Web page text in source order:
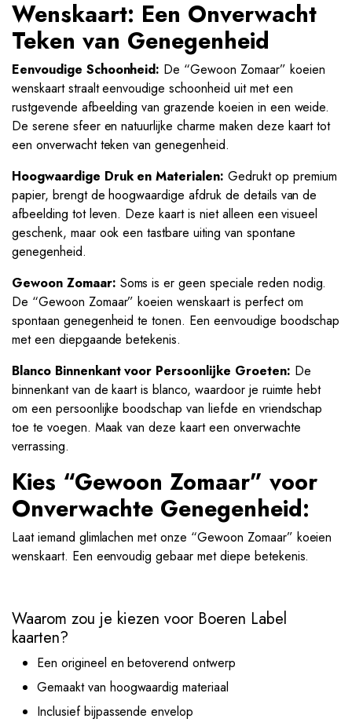
Wenskaart: Een Onverwacht
Teken van Genegenheid
Eenvoudige Schoonheid: De “Gewoon Zomaar” koeien
wenskaart straalt eenvoudige schoonheid uit met een
rustgevende afbeelding van grazende koeien in een weide.
De serene sfeer en natuurlijke charme maken deze kaart tot
een onverwacht teken van genegenheid.
Hoogwaardige Druk en Materialen: Gedrukt op premium
papier, brengt de hoogwaardige afdruk de details van de
afbeelding tot leven. Deze kaart is niet alleen een visueel
geschenk, maar ook een tastbare uiting van spontane
genegenheid.
Gewoon Zomaar: Soms is er geen speciale reden nodig.
De “Gewoon Zomaar” koeien wenskaart is perfect om
spontaan genegenheid te tonen. Een eenvoudige boodschap
met een diepgaande betekenis.
Blanco Binnenkant voor Persoonlijke Groeten: De
binnenkant van de kaart is blanco, waardoor je ruimte hebt
om een persoonlijke boodschap van liefde en vriendschap
toe te voegen. Maak van deze kaart een onverwachte
verrassing.
Kies “Gewoon Zomaar” voor
Onverwachte Genegenheid:
Laat iemand glimlachen met onze “Gewoon Zomaar” koeien
wenskaart. Een eenvoudig gebaar met diepe betekenis.
Waarom zou je kiezen voor Boeren Label
kaarten?
Een origineel en betoverend ontwerp
Gemaakt van hoogwaardig materiaal
Inclusief bijpassende envelop